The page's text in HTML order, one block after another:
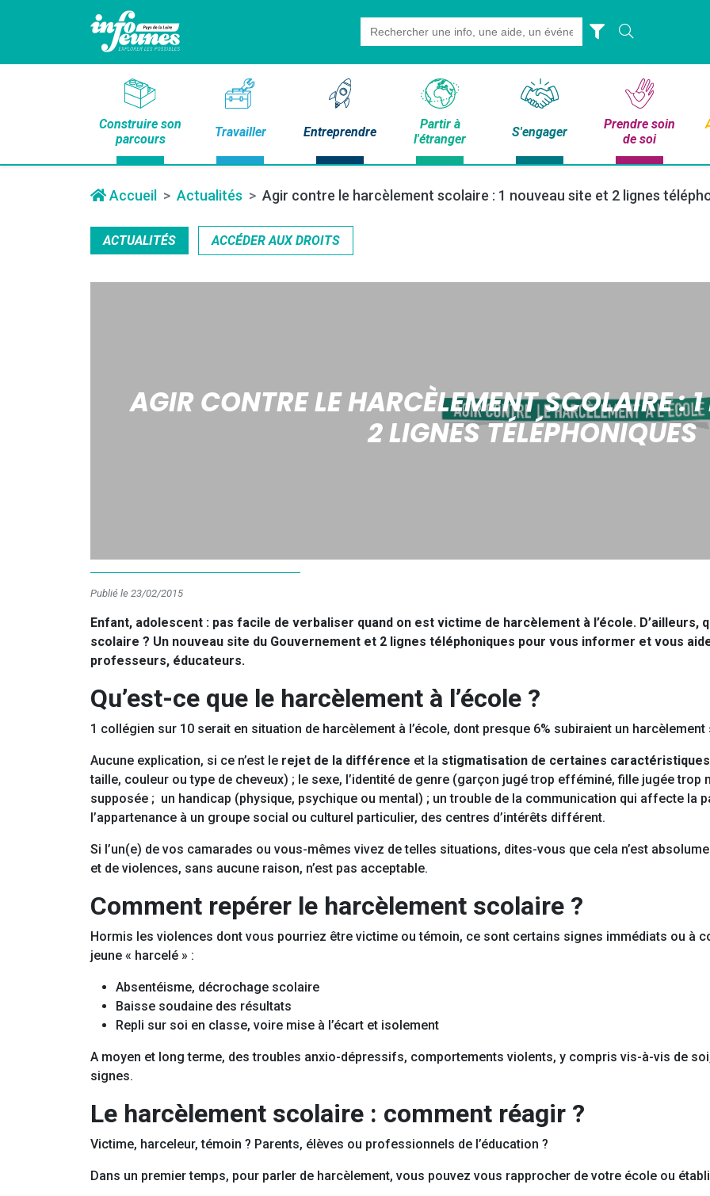
Search
for:
Construire son
parcours
Travailler Entreprendre
Partir à
l'étranger
S'engager
Prendre soin
de soi
Accueil Actualités Agir contre le harcèlement scolaire : 1 nouveau site et 2 lignes
ACTUALITÉS ACCÉDER AUX DROITS
AGIR CONTRE LE HARCÈLEMENT SCOLAIRE :
2 LIGNES TÉLÉPHONIQUES
Publié le 23/02/2015
Enfant, adolescent : pas facile de verbaliser quand on est victime de harcèlement à l’école. D’ailleurs,
scolaire ? Un nouveau site du Gouvernement et 2 lignes téléphoniques pour vous informer et vous
professeurs, éducateurs.
Qu’est-ce que le harcèlement à l’école ?
1 collégien sur 10 serait en situation de harcèlement à l’école, dont presque 6% subiraient un
Aucune explication, si ce n’est le rejet de la différence et la stigmatisation de certaines caractéristiques
taille, couleur ou type de cheveux) ; le sexe, l’identité de genre (garçon jugé trop efféminé, fille jugée
supposée ; un handicap (physique, psychique ou mental) ; un trouble de la communication qui affecte la
l’appartenance à un groupe social ou culturel particulier, des centres d’intérêts différent.
Si l’un(e) de vos camarades ou vous-mêmes vivez de telles situations, dites-vous que cela n’est
et de violences, sans aucune raison, n’est pas acceptable.
Comment repérer le harcèlement scolaire ?
Hormis les violences dont vous pourriez être victime ou témoin, ce sont certains signes immédiats ou à
jeune « harcelé » :
Absentéisme, décrochage scolaire
Baisse soudaine des résultats
Repli sur soi en classe, voire mise à l’écart et isolement
A moyen et long terme, des troubles anxio-dépressifs, comportements violents, y compris vis-à-vis de
signes.
Le harcèlement scolaire : comment réagir ?
Victime, harceleur, témoin ? Parents, élèves ou professionnels de l’éducation ?
Dans un premier temps, pour parler de harcèlement, vous pouvez vous rapprocher de votre école ou